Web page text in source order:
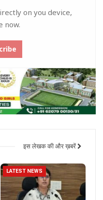
on you device,
now.
इस लेखक की और ख़बरें
LATEST NEWS